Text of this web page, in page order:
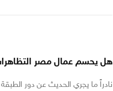
هل يحسم عمال مصر
نادراً ما يجري الحديث عن دور الطبقة